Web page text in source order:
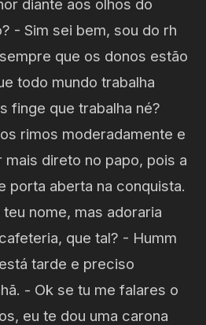
diante aos olhos do
- Sim sei bem, sou do rh
que os donos estão
todo mundo trabalha
finge que trabalha né?
rimos moderadamente e
direto no papo, pois a
porta aberta na conquista.
nome, mas adoraria
que tal? - Humm
tarde e preciso
- Ok se tu me falares o
eu te dou uma carona